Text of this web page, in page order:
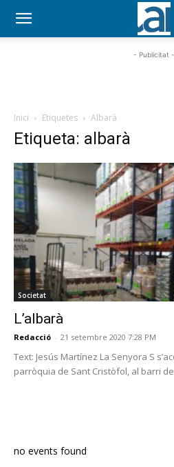
- Publicitat -
Inici Etiquetes Albarà
Etiqueta: albarà
Societat
L’albarà
Redacció - 21 setembre 2020 7:28 PM
Text: Jesús Martínez La Senyora S
parròquia de Sant Cristòfol, al barri
no events found